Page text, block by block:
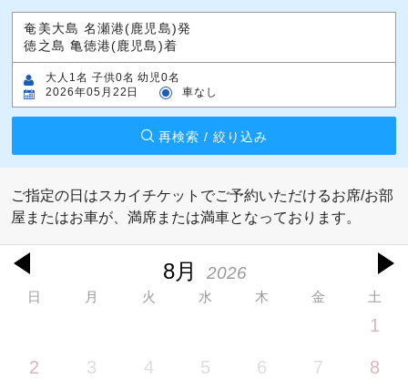
奄美大島 名瀬港(鹿児島)発
徳之島 亀徳港(鹿児島)着
大人1名 子供0名 幼児0名
2026年05月22日
車なし
再検索 / 絞り込み
ご指定の日はスカイチケットでご予約いただけるお席/お部
屋またはお車が、満席または満車となっております。
8月 2026
日 月 火 水 木 金 土
1
2 3 4 5 6 7 8